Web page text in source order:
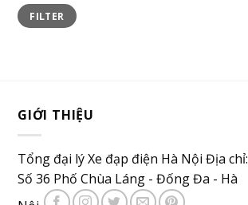
Min
price
Max
priceFILTER
GIỚI THIỆU
Tổng đại lý Xe đạp điện Hà Nội Địa chỉ:
Số 36 Phố Chùa Láng - Đống Đa - Hà